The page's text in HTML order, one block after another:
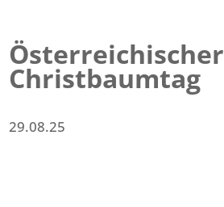
Österreichischer
Christbaumtag
29.08.25